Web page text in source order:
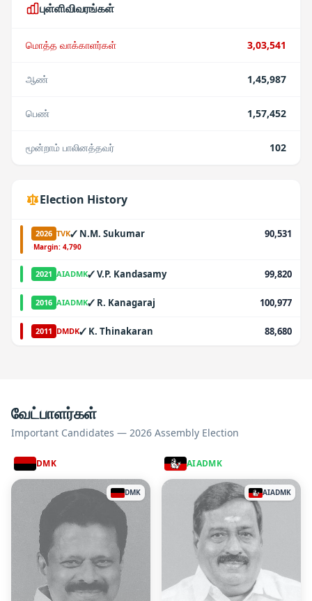
புள்ளிவிவரங்கள்
மொத்த வாக்காளர்கள் 3,03,541
ஆண் 1,45,987
பெண் 1,57,452
மூன்றாம் பாலினத்தவர் 102
Election History
2026 TVK✓ N.M. Sukumar 90,531
·Margin: 4,790
2021 AIADMK✓V.P. Kandasamy 99,820
2016 AIADMK✓ R. Kanagaraj 100,977
2011 DMDK✓ K. Thinakaran 88,680
வேட்பாளர்கள்
Important Candidates — 2026 Assembly Election
DMK
DMK
AIADMK
AIADMK